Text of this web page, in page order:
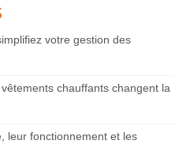
votre gestion des
chauffants changent la
leur fonctionnement et les